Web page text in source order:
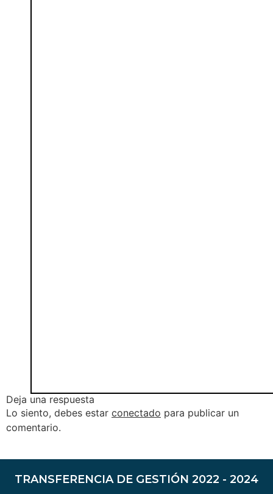
Deja una respuesta
Lo siento, debes estar conectado para publicar un
comentario.
TRANSFERENCIA DE GESTIÓN 2022 - 2024